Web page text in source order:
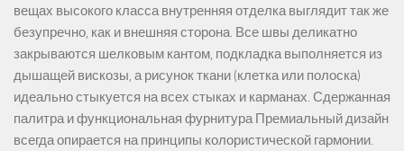
вещах высокого класса внутренняя отделка выглядит так же
безупречно, как и внешняя сторона. Все швы деликатно
закрываются шелковым кантом, подкладка выполняется из
дышащей вискозы, а рисунок ткани (клетка или полоска)
идеально стыкуется на всех стыках и карманах. Сдержанная
палитра и функциональная фурнитура Премиальный дизайн
всегда опирается на принципы колористической гармонии.